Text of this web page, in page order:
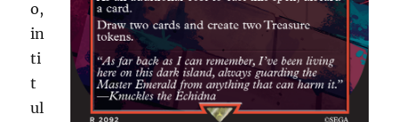
o,
in
ti
t
ul